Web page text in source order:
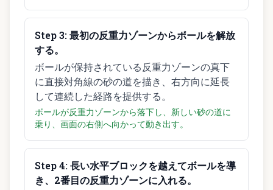
Step3:最初の反重力ゾーンからボールを解放
する。
ボールが保持されている反重力ゾーンの真下
に直接対角線の砂の道を描き、右方向に延長
して連続した経路を提供する。
ボールが反重力ゾーンから落下し、新しい砂の道に
乗り、画面の右側へ向かって動き出す。
Step4:長い水平ブロックを越えてボールを導
き、2番目の反重力ゾーンに入れる。